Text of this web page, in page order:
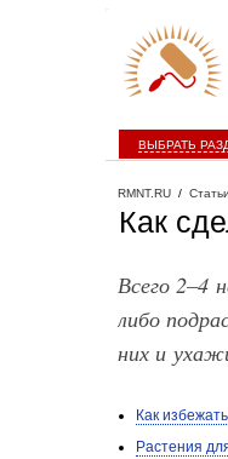
ВЫБРАТЬ
RMNT.RU /
Как
Всего 2–4
либо
них и
Как
Растения